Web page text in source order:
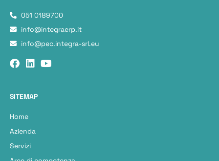
051 0189700
info@integraerp.it
info@pec.integra-srl.eu
SITEMAP
Home
Azienda
Servizi